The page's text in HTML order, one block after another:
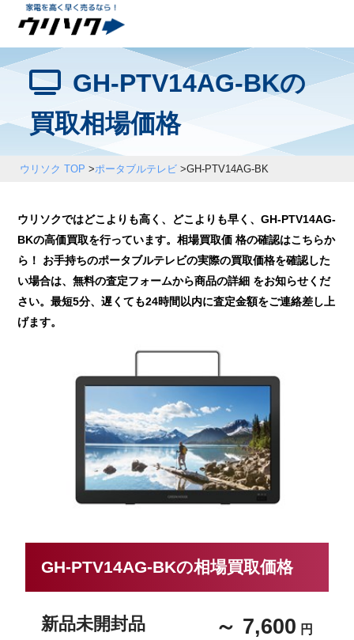
GH-PTV14AG-BKの
買取相場価格
ウリソク TOP >ポータブルテレビ>GH-PTV14AG-BK
ウリソクではどこよりも高く、どこよりも早く、GH-PTV14AG-
BKの高価買取を行っています。相場買取価 格の確認はこちらか
ら！ お手持ちのポータブルテレビの実際の買取価格を確認した
い場合は、無料の査定フォームから商品の詳細 をお知らせくだ
さい。最短5分、遅くても24時間以内に査定金額をご連絡差し上
げます。
GH-PTV14AG-BKの相場買取価格
新品未開封品 ～ 7,600 円